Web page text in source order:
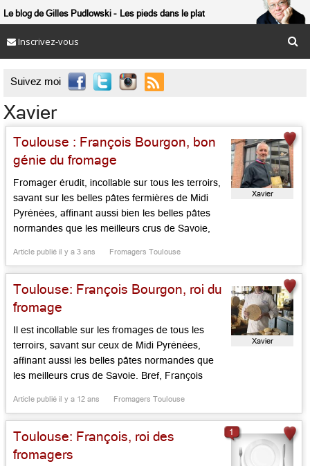
Le blog de Gilles Pudlowski Les pieds dans le plat
Inscrivez-vous
Suivez moi 
Xavier
Toulouse : François Bourgon, bon
génie du fromage
Fromager érudit, incollable sur tous les terroirs,
savant sur les belles pâtes fermières de Midi
Pyrénées, affinant aussi bien les belles pâtes
normandes que les meilleurs crus de Savoie,
figure au « top » de son sujet. Dans l’échoppe,
créée par son père Xavier face au marché
Victor Hugo, il […]...
Article publié il y a 3 ans Fromagers Toulouse
Xavier
Toulouse: François Bourgon, roi du
fromage
Il est incollable sur les fromages de tous les
terroirs, savant sur ceux de Midi Pyrénées,
affinant aussi les belles pâtes normandes que
les meilleurs crus de Savoie. Bref, François
repris l’échoppe de papa avec brio, règne sur
les belles pâtes hexagonales face au marché
Victor Hugo. […]...
Article publié il y a 12 ans Fromagers Toulouse
Xavier
Toulouse: François, roi des
fromagers
1